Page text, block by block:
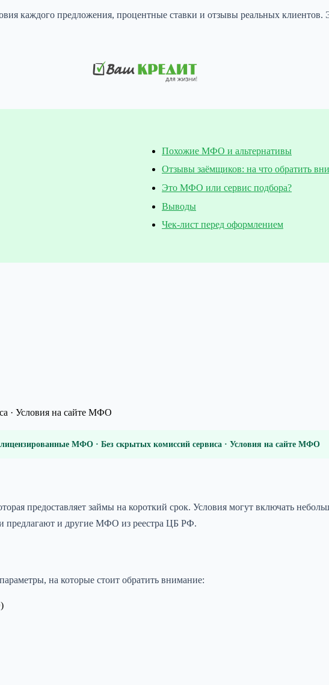
каждого предложения, процентные ставки и отзывы реальных
Похожие МФО и альтернативы
Отзывы заёмщиков: на что обратить
Это МФО или сервис подбора?
Выводы
Чек-лист перед оформлением
· Условия на сайте МФО
МФО · Без скрытых комиссий сервиса · Условия на сайте МФО
предоставляет займы на короткий срок. Условия могут включать
предлагают и другие МФО из реестра ЦБ РФ.
на которые стоит обратить внимание: